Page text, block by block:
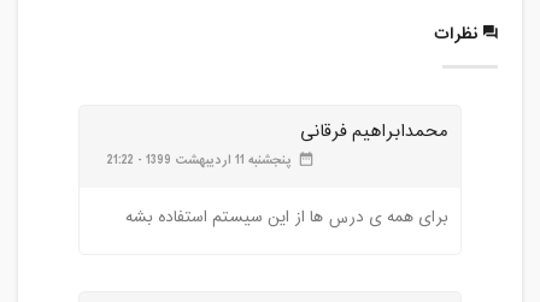
19:30
مدت کلاس : 01:30 ساعت
نظرات
محمدابراهیم فرقانی
date_range پنجشنبه 11 اردیبهشت 1399 - 21:22
برای همه ی درس ها از این سیستم استفاده بشه